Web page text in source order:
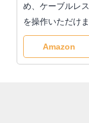
め、ケーブルレ
を操作いただけま
Amazon